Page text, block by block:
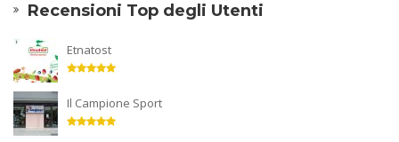
Recensioni Top degli Utenti
Etnatost
Il Campione Sport